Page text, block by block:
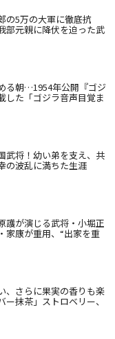
の5万の大軍に徹底抗
部元親に降伏を迫った武
る朝…1954年公開『ゴジ
した「ゴジラ音声目覚ま
武将！幼い弟を支え、共
の波乱に満ちた生涯
護が演じる武将・小堀正
家康が重用、“出家を重
、さらに果実の香りも楽
ー抹茶」ストロベリー、